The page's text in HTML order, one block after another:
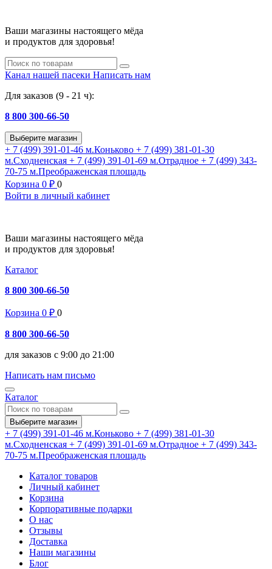
Ваши магазины настоящего мёда
и продуктов для здоровья!
Канал нашей пасеки Написать нам
Для заказов (9 - 21 ч):
8 800 300-66-50
Выберите магазин
+ 7 (499) 391-01-46 м.Коньково + 7 (499) 381-01-30
м.Сходненская + 7 (499) 391-01-69 м.Отрадное + 7 (499) 343-
70-75 м.Преображенская площадь
Корзина 0 ₽ 0
Войти в личный кабинет
Ваши магазины настоящего мёда
и продуктов для здоровья!
Каталог
8 800 300-66-50
Корзина 0 ₽ 0
8 800 300-66-50
для заказов с 9:00 до 21:00
Написать нам письмо
Каталог
Выберите магазин
+ 7 (499) 391-01-46 м.Коньково + 7 (499) 381-01-30
м.Сходненская + 7 (499) 391-01-69 м.Отрадное + 7 (499) 343-
70-75 м.Преображенская площадь
Каталог товаров
Личный кабинет
Корзина
Корпоративные подарки
О нас
Отзывы
Доставка
Наши магазины
Блог